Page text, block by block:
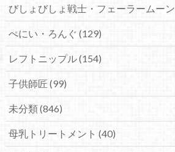
びしょびしょ戦士・フェーラームーン
ぺにい・ろんぐ (129)
レフトニップル(154)
子供師匠 (99)
未分類(846)
母乳トリートメント (40)